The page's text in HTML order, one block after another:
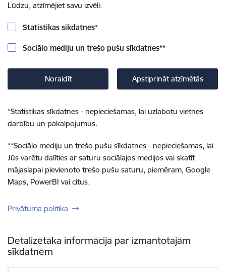
Lūdzu, atzīmējiet savu izvēli:
Statistikas sīkdatnes*
Sociālo mediju un trešo pušu sīkdatnes**
Noraidīt Apstiprināt atzīmētās
*Statistikas sīkdatnes - nepieciešamas, lai uzlabotu vietnes
darbību un pakalpojumus.
**Sociālo mediju un trešo pušu sīkdatnes - nepieciešamas, lai
Jūs varētu dalīties ar saturu sociālajos medijos vai skatīt
mājaslapai pievienoto trešo pušu saturu, piemēram, Google
Maps, PowerBI vai citus.
Privātuma politika
Detalizētāka informācija par izmantotajām
sīkdatnēm